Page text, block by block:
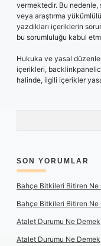
vermektedir. Bu
veya araştırma
yazdıkları içeriklerin
bu sorumluluğu kabul
Hukuka ve yasal
içerikleri,
halinde, ilgili içerikler
SON YORUMLAR
Bahçe Bitkileri Bitiren Ne
Bahçe Bitkileri Bitiren Ne
Atalet Durumu Ne Demek
Atalet Durumu Ne Demek